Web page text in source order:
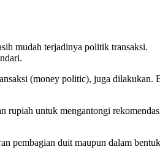
mudah terjadinya politik transaksi.
(money politic), juga
rupiah untuk mengantongi
pembagian duit maupun dalam